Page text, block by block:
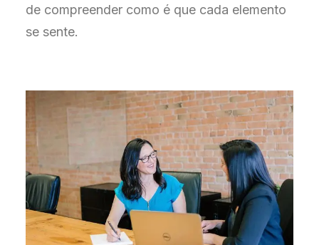
de compreender como é que cada elemento
se sente.